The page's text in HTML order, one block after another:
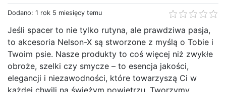
Dodano: 1 rok 5 miesięcy temu
Jeśli spacer to nie tylko rutyna, ale prawdziwa pasja,
to akcesoria Nelson-X są stworzone z myślą o Tobie i
Twoim psie. Nasze produkty to coś więcej niż zwykłe
obroże, szelki czy smycze – to esencja jakości,
elegancji i niezawodności, które towarzyszą Ci w
każdej chwili na świeżym powietrzu. Tworzymy